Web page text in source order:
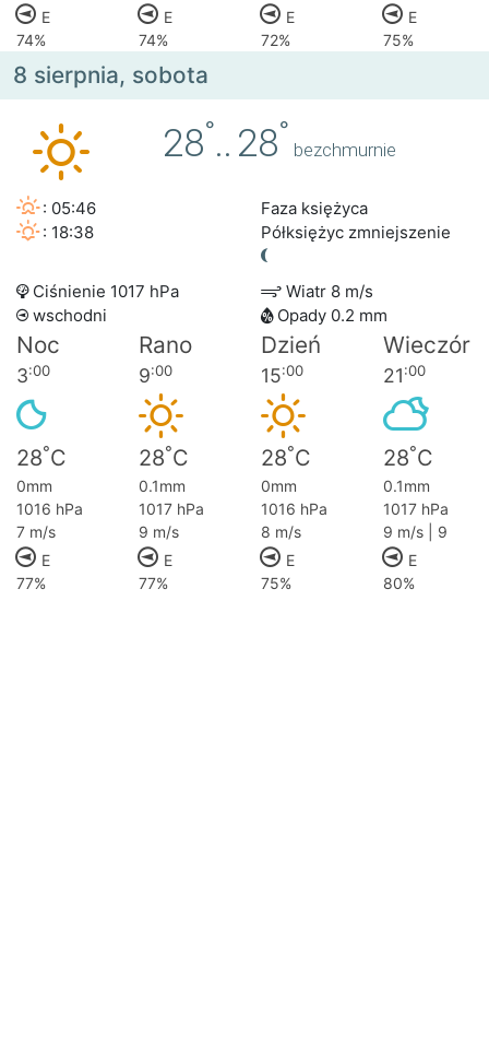
E
E E
E
74%
74% 72% 75%
8 sierpnia, sobota
28°.. 28°
bezchmurnie
: 05:46
: 18:38
Faza księżyca
Półksiężyc zmniejszenie
Ciśnienie 1017 hPa
Wiatr 8 m/s
wschodni
Opady 0.2 mm
Noc Rano Dzień Wieczór
3:00 9:00 15:00 21:00
28°C 28°C 28°C 28°C
0mm 0.1mm 0mm
0.1mm
1016 hPa
1017 hPa 1016 hPa
1017 hPa
7 m/s
9 m/s 8 m/s
9 m/s | 9
E
E E
E
77%
77% 75% 80%